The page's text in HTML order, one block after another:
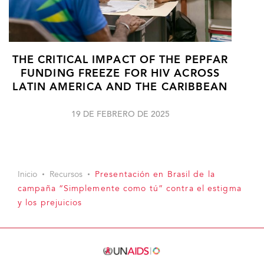
THE CRITICAL IMPACT OF THE PEPFAR
FUNDING FREEZE FOR HIV ACROSS
LATIN AMERICA AND THE CARIBBEAN
19 DE FEBRERO DE 2025
Inicio Recursos
Presentación en Brasil de la
campaña “Simplemente como tú” contra el estigma
y los prejuicios